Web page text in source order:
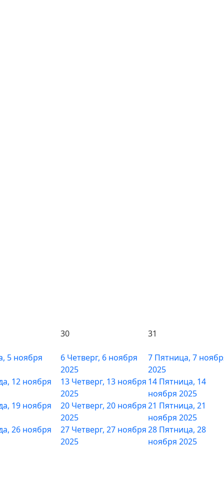
30 31
5 ноября 6 Четверг, 6 ноября
2025
7 Пятница, 7
2025
12 ноября
13 Четверг, 13 ноября
2025
14 Пятница, 14
ноября 2025
19 ноября
20 Четверг, 20 ноября
2025
21 Пятница, 21
ноября 2025
26 ноября
27 Четверг, 27 ноября
2025
28 Пятница, 28
ноября 2025